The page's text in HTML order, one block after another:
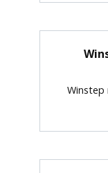
Winstep